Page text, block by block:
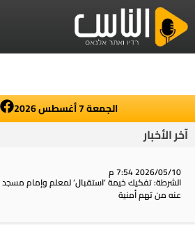
الجمعة 7 أغسطس 2026
10 7:54 م
تفكيك خيمة ‘استقبال‘ لمعلم وإمام مسجد في عين
تهم أمنية